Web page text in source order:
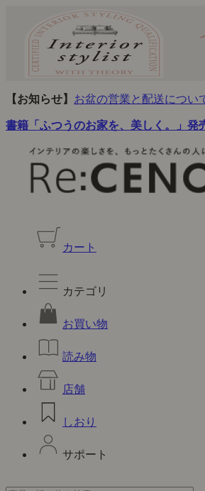
【お知らせ】 お盆の営業と配送につい
書籍「ふつうのお家を、美しく。」発
カート
カテゴリ
お買い物
読み物
店舗
しおり
サポート